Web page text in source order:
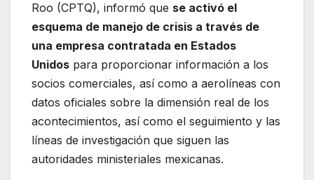
Roo (CPTQ), informó que se activó el
esquema de manejo de crisis a través de
una empresa contratada en Estados
Unidos para proporcionar información a los
socios comerciales, así como a aerolíneas con
datos oficiales sobre la dimensión real de los
acontecimientos, así como el seguimiento y las
líneas de investigación que siguen las
autoridades ministeriales mexicanas.